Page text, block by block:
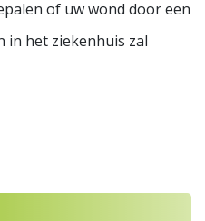
of uw wond door een
in het ziekenhuis zal